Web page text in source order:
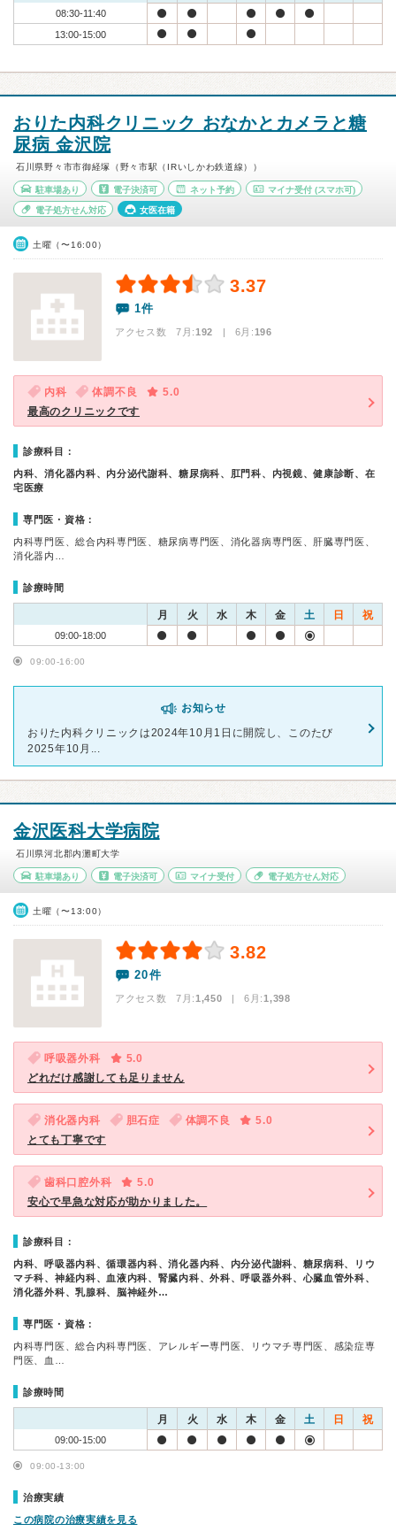
08:30-11:40
13:00-15:00
おりた内科クリニック おなかとカメラと糖
尿病 金沢院
石川県野々市市御経塚（野々市駅（IRいしかわ鉄道線））
駐車場あり 電子決済可 ネット予約 マイナ受付 (スマホ可)
電子処方せん対応 女医在籍
土曜（〜16:00）
3.37
1件
アクセス数 7月:192 | 6月:196
内科 体調不良
5.0
最高のクリニックです
診療科目：
内科、消化器内科、内分泌代謝科、糖尿病科、肛門科、内視鏡、健康診断、在
宅医療
専門医・資格：
内科専門医、総合内科専門医、糖尿病専門医、消化器病専門医、肝臓専門医、
消化器内…
診療時間
月 火 水 木 金 土 日 祝
09:00-18:00
09:00-16:00
お知らせ
おりた内科クリニックは2024年10月1日に開院し、このたび
2025年10月...
金沢医科大学病院
石川県河北郡内灘町大学
駐車場あり 電子決済可 マイナ受付 電子処方せん対応
土曜（〜13:00）
3.82
20件
アクセス数 7月:1,450 | 6月:1,398
呼吸器外科
5.0
どれだけ感謝しても足りません
消化器内科 胆石症 体調不良
5.0
とても丁寧です
歯科口腔外科
5.0
安心で早急な対応が助かりました。
診療科目：
内科、呼吸器内科、循環器内科、消化器内科、内分泌代謝科、糖尿病科、リウ
マチ科、神経内科、血液内科、腎臓内科、外科、呼吸器外科、心臓血管外科、
消化器外科、乳腺科、脳神経外…
専門医・資格：
内科専門医、総合内科専門医、アレルギー専門医、リウマチ専門医、感染症専
門医、血…
診療時間
月 火 水 木 金 土 日 祝
09:00-15:00
09:00-13:00
治療実績
この病院の治療実績を見る